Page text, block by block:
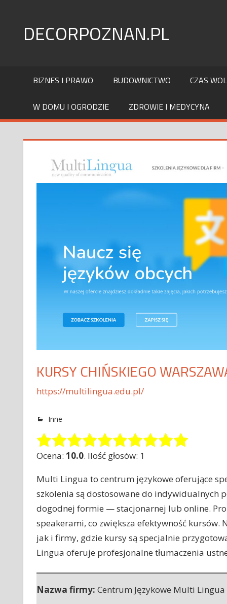
contentDECORPOZNAN.PL
BIZNES I PRAWO BUDOWNICTWO CZAS
W DOMU I OGRODZIE ZDROWIE I MEDYCYNA
KURSY CHIŃSKIEGO
https://multilingua.edu.pl/
Inne
Ocena: 10.0. Ilość głosów: 1
Multi Lingua to centrum językowe oferujące
szkolenia są dostosowane do indywidualnych
dogodnej formie — stacjonarnej lub online.
speakerami, co zwiększa efektywność
jak i firmy, gdzie kursy są specjalnie
Lingua oferuje profesjonalne tłumaczenia
Nazwa firmy: Centrum Językowe Multi Lingua